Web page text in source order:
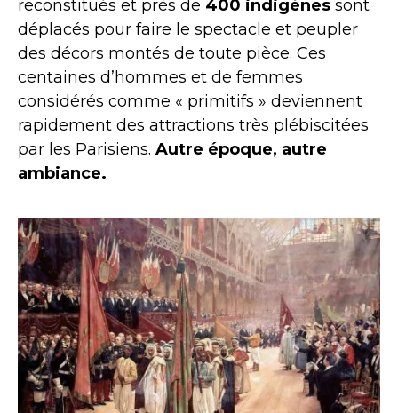
reconstitués et près de 400 indigènes sont
déplacés pour faire le spectacle et peupler
des décors montés de toute pièce. Ces
centaines d’hommes et de femmes
considérés comme « primitifs » deviennent
rapidement des attractions très plébiscitées
par les Parisiens. Autre époque, autre
ambiance.